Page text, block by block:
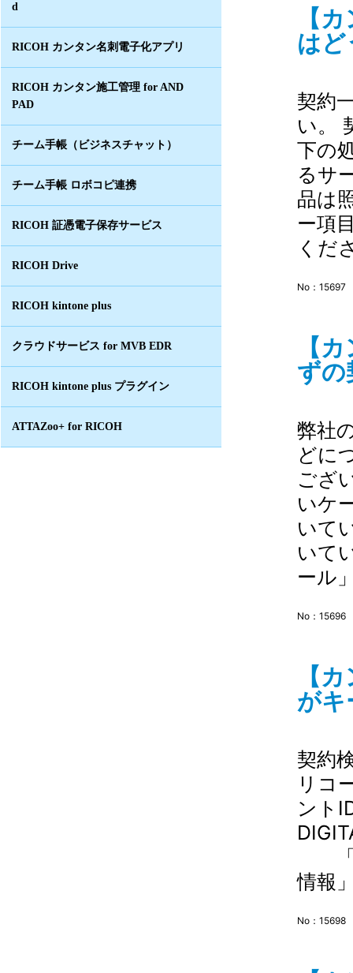
d
RICOH カンタン名刺電子化アプリ
RICOH カンタン施工管理 for AND
PAD
チーム手帳（ビジネスチャット）
チーム手帳 ロボコピ連携
RICOH 証憑電子保存サービス
RICOH Drive
RICOH kintone plus
クラウドサービス for MVB EDR
RICOH kintone plus プラグイン
ATTAZoo+ for RICOH
【
は
契約
い。
下の
るサ
品は
ー項
くだ
No：15697
【
ず
弊社
どに
ござ
いケ
いて
いて
ール
No：15696
【
が
契約
リコ
ント
「
情報
No：15698